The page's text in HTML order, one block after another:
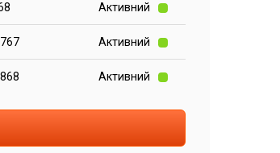
Активний
Активний
Активний